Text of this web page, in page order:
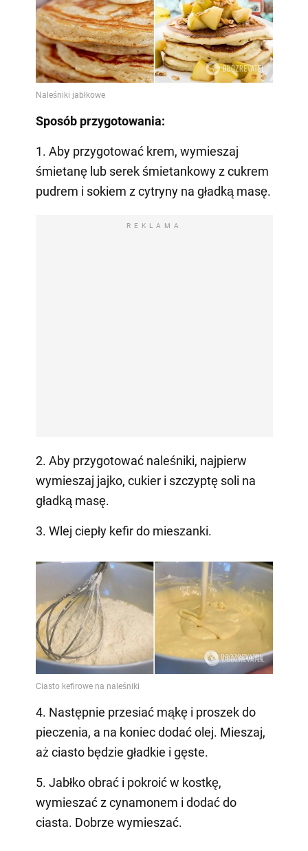
Sposób przygotowania:
1. Aby przygotować krem, wymieszaj
śmietanę lub serek śmietankowy z cukrem
pudrem i sokiem z cytryny na gładką masę.
REKLAMA
2. Aby przygotować naleśniki, najpierw
wymieszaj jajko, cukier i szczyptę soli na
gładką masę.
3. Wlej ciepły kefir do mieszanki.
4. Następnie przesiać mąkę i proszek do
pieczenia, a na koniec dodać olej. Mieszaj,
aż ciasto będzie gładkie i gęste.
5. Jabłko obrać i pokroić w kostkę,
wymieszać z cynamonem i dodać do
ciasta. Dobrze wymieszać.